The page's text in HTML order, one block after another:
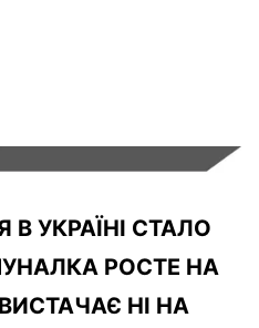
УКРАЇНІ СТАЛО
РОСТЕ НА
НІ НА